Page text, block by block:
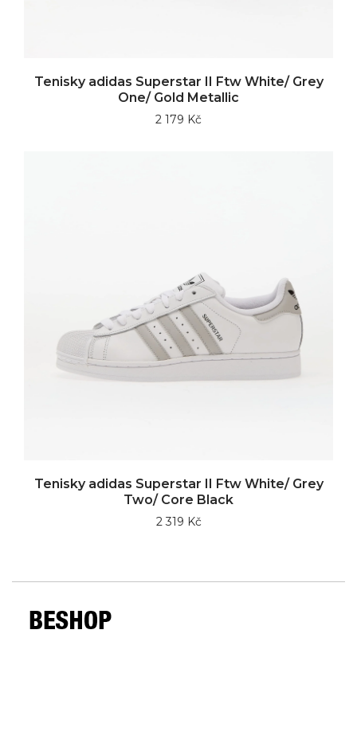
Tenisky adidas Superstar II Ftw White/ Grey
One/ Gold Metallic
2 179 Kč
Tenisky adidas Superstar II Ftw White/ Grey
Two/ Core Black
2 319 Kč